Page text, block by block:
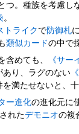
つ。種族を考慮し
。
トライク で防御札
類似カードの中で
含めても、 《サー
あり、ラグのない
を満たせないと、
ー進化の進化元に
れたデモニオの複